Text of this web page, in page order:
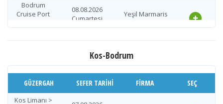
Bodrum
Cruise Port
08.08.2026
Cumartesi
12:00-12:30
Yeşil Marmaris
Yolcu Limanı >
Kos Limanı
08.08.2026
Cumartesi
18:00-18:30
Yeşil Marmaris
Katamaran
Bodrum
Cruise Port
09.08.2026
Yeşil Marmaris
Kos-Bodrum
GÜZERGAH SEFER TARIHI FIRMA SEÇ
Kos Limanı >